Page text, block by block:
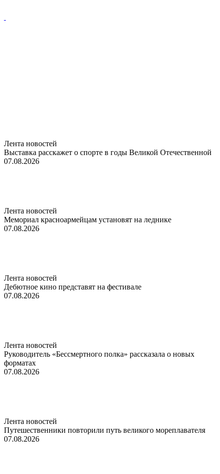
Лента новостей
Выставка расскажет о спорте в годы Великой Отечественной
07.08.2026
Лента новостей
Мемориал красноармейцам установят на леднике
07.08.2026
Лента новостей
Дебютное кино представят на фестивале
07.08.2026
Лента новостей
Руководитель «Бессмертного полка» рассказала о новых
форматах
07.08.2026
Лента новостей
Путешественники повторили путь великого мореплавателя
07.08.2026